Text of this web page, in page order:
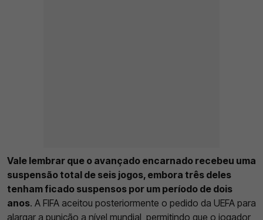
Vale lembrar que o avançado encarnado recebeu uma
suspensão total de seis jogos, embora três deles
tenham ficado suspensos por um período de dois
anos. A FIFA aceitou posteriormente o pedido da UEFA para
alargar a punição a nível mundial, permitindo que o jogador